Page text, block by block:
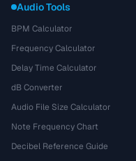
Audio Tools
BPM Calculator
Frequency Calculator
Delay Time Calculator
dB Converter
Audio File Size Calculator
Note Frequency Chart
Decibel Reference Guide